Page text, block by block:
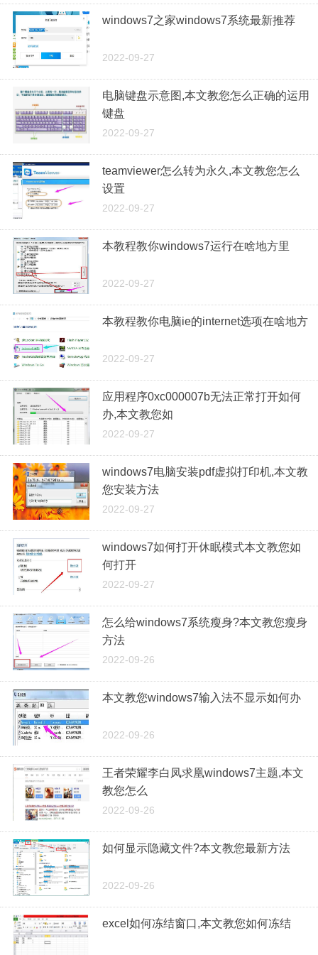
windows7之家windows7系统最新推荐
2022-09-27
电脑键盘示意图,本文教您怎么正确的运用
键盘
2022-09-27
teamviewer怎么转为永久,本文教您怎么
设置
2022-09-27
本教程教你windows7运行在啥地方里
2022-09-27
本教程教你电脑ie的internet选项在啥地方
2022-09-27
应用程序0xc000007b无法正常打开如何
办,本文教您如
2022-09-27
windows7电脑安装pdf虚拟打印机,本文教
您安装方法
2022-09-27
windows7如何打开休眠模式本文教您如
何打开
2022-09-27
怎么给windows7系统瘦身?本文教您瘦身
方法
2022-09-26
本文教您windows7输入法不显示如何办
2022-09-26
王者荣耀李白凤求凰windows7主题,本文
教您怎么
2022-09-26
如何显示隐藏文件?本文教您最新方法
2022-09-26
excel如何冻结窗口,本文教您如何冻结